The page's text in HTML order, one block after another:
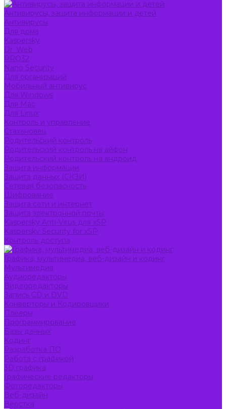
Антивирусы, защита информации и детей
Антивирусы
Для дома
Kaspersky
Dr. Web
PRO32
Nano Security
Для организаций
Мобильный антивирус
Для Windows
Для Mac
Для Linux
Контроль и управление
Стахановец
Родительский контроль
Родительский контроль на айфон
Родительский контроль на андроид
Защита информации
Защита данных (СКЗИ)
Сетевая безопасность
Шифрование
Защита сети и интернет
Защита электронной почты
Kaspersky Anti-Virus для xSP
Kaspersky Security for xSP
Контроль доступа
Графика, мультимедиа, веб-дизайн и кодинг
Мультимедиа
Аудиоредакторы
Видеоредакторы
Запись CD и DVD
Конверторы и Кодировщики
Плееры
Программирование
Базы данных
Кодинг
Разработка ПО
Работа с графикой
3D графика
Графические редакторы
Фоторедакторы
Веб-дизайн
Верстка